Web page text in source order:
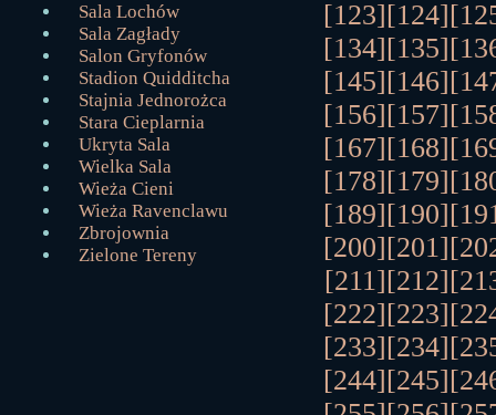
Sala Lochów
Sala Zagłady
Salon Gryfonów
Stadion Quidditcha
Stajnia Jednorożca
Stara Cieplarnia
Ukryta Sala
Wielka Sala
Wieża Cieni
Wieża Ravenclawu
Zbrojownia
Zielone Tereny
[123][124]
[134][135]
[145][146]
[156][157]
[167][168]
[178][179]
[189][190]
[200][201]
[211][212]
[222][223]
[233][234]
[244][245]